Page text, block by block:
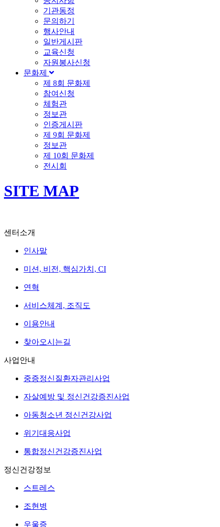
기관동정
문의하기
행사안내
일반게시판
교육신청
자원봉사신청
문화제
제 8회 문화제
참여신청
체험관
정보관
인증게시판
제 9회 문화제
정보관
제 10회 문화제
전시회
SITE MAP
센터소개
인사말
미션, 비전, 핵심가치, CI
연혁
서비스체계, 조직도
이용안내
찾아오시는길
사업안내
중증정신질환자관리사업
자살예방 및 정신건강증진사업
아동청소년 정신건강사업
위기대응사업
통합정신건강증진사업
정신건강정보
스트레스
조현병
우울증